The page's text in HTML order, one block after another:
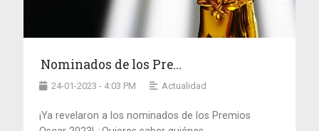
Nominados de los Pre...
24-01-2023 - 4:03 PM Actualidad
¡Ya revelaron a los nominados de los Premios